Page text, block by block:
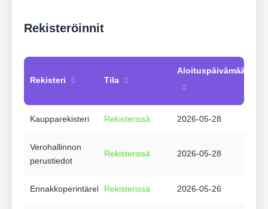
Rekisteröinnit
Rekisteri Tila
Aloituspäivämäärä
Kaupparekisteri Rekisterissä 2026-05-28
Verohallinnon
perustiedot
Rekisterissä 2026-05-28
EnnakkoperintärekisteriRekisterissä 2026-05-26